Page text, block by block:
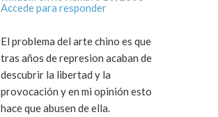
Accede para responder
El problema del arte chino es que
tras años de represion acaban de
descubrir la libertad y la
provocación y en mi opinión esto
hace que abusen de ella.